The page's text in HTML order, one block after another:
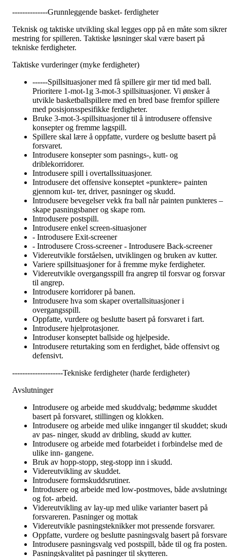
--------------Grunnleggende basket- ferdigheter
Teknisk og taktiske utvikling skal legges opp på en måte som sikrer
mestring for spilleren. Taktiske løsninger skal være basert på
tekniske ferdigheter.
Taktiske vurderinger (myke ferdigheter)
------Spillsituasjoner med få spillere gir mer tid med ball.
Prioritere 1-mot-1g 3-mot-3 spillsituasjoner. Vi ønsker å
utvikle basketballspillere med en bred base fremfor spillere
med posisjonsspesifikke ferdigheter.
Bruke 3-mot-3-spillsituasjoner til å introdusere offensive
konsepter og fremme lagspill.
Spillere skal lære å oppfatte, vurdere og beslutte basert på
forsvaret.
Introdusere konsepter som pasnings-, kutt- og
driblekorridorer.
Introdusere spill i overtallssituasjoner.
Introdusere det offensive konseptet «punktere» painten
gjennom kut- ter, driver, pasninger og skudd.
Introdusere bevegelser vekk fra ball når painten punkteres –
skape pasningsbaner og skape rom.
Introdusere postspill.
Introdusere enkel screen-situasjoner
- Introdusere Exit-screener
- Introdusere Cross-screener - Introdusere Back-screener
Videreutvikle forståelsen, utviklingen og bruken av kutter.
Variere spillsituasjoner for å fremme myke ferdigheter.
Videreutvikle overgangsspill fra angrep til forsvar og forsvar
til angrep.
Introdusere korridorer på banen.
Introdusere hva som skaper overtallsituasjoner i
overgangsspill.
Oppfatte, vurdere og beslutte basert på forsvaret i fart.
Introdusere hjelprotasjoner.
Introduser konseptet ballside og hjelpeside.
Introdusere returtaking som en ferdighet, både offensivt og
defensivt.
--------------------Tekniske ferdigheter (harde ferdigheter)
Avslutninger
Introdusere og arbeide med skuddvalg; bedømme skuddet
basert på forsvaret, stillingen og klokken.
Introdusere og arbeide med ulike innganger til skuddet;
av pas- ninger, skudd av dribling, skudd av kutter.
Introdusere og arbeide med fotarbeidet i forbindelse med de
ulike inn- gangene.
Bruk av hopp-stopp, steg-stopp inn i skudd.
Videreutvikling av skuddet.
Introdusere formskuddsrutiner.
Introdusere og arbeide med low-postmoves, både
og fot- arbeid.
Videreutvikling av lay-up med ulike varianter basert på
forsvareren. Pasninger og mottak
Videreutvikle pasningsteknikker mot pressende forsvarer.
Oppfatte, vurdere og beslutte pasningsvalg basert på
Introdusere pasningsvalg ved postspill, både til og fra posten.
Pasningskvalitet på pasninger til skytteren.